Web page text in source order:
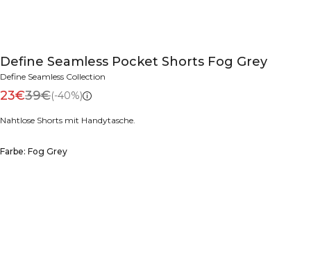
Define Seamless Pocket Shorts Fog Grey
Define Seamless Collection
23€39€(-40%)
Nahtlose Shorts mit Handytasche.
Farbe: Fog Grey